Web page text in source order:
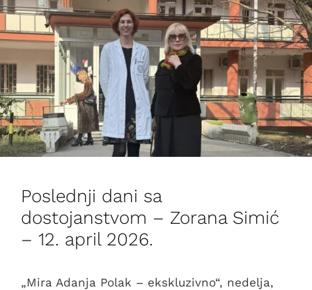
Poslednji dani sa
dostojanstvom – Zorana Simić
– 12. april 2026.
„Mira Adanja Polak – ekskluzivno“, nedelja,